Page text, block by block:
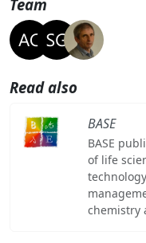
Team
Read also
BASE
BASE
of life
chemistry